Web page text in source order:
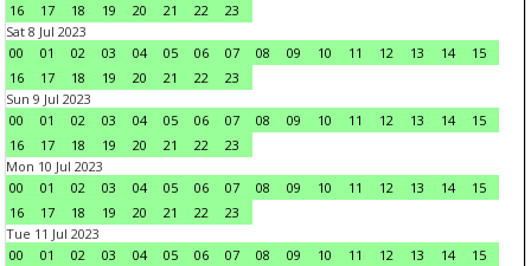
16
17 18 19 20 21 22
23
Sat 8 Jul 2023
00
01 02 03 04 05 06 07 08 09 10 11 12 13 14
15
16
17 18 19 20 21 22
23
Sun 9 Jul 2023
00
01 02 03 04 05 06 07 08 09 10 11 12 13 14
15
16
17 18 19 20 21 22
23
Mon 10 Jul 2023
00
01 02 03 04 05 06 07 08 09 10 11 12 13 14
15
16
17 18 19 20 21 22
23
Tue 11 Jul 2023
00
01 02 03 04 05 06 07 08 09 10 11 12 13 14
15